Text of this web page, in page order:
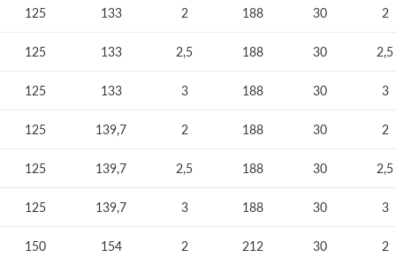
125 133 2 188 30 2
125 133 2,5 188 30 2,5
125 133 3 188 30 3
125 139,7 2 188 30 2
125 139,7 2,5 188 30 2,5
125 139,7 3 188 30 3
150 154 2 212 30 2